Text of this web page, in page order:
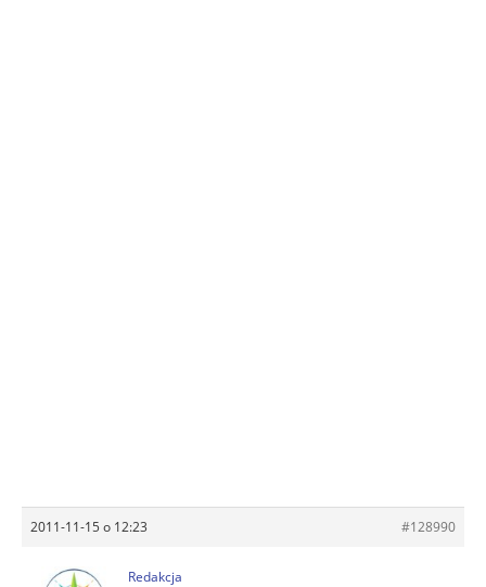
2011-11-15 o 12:23 #128990
Redakcja